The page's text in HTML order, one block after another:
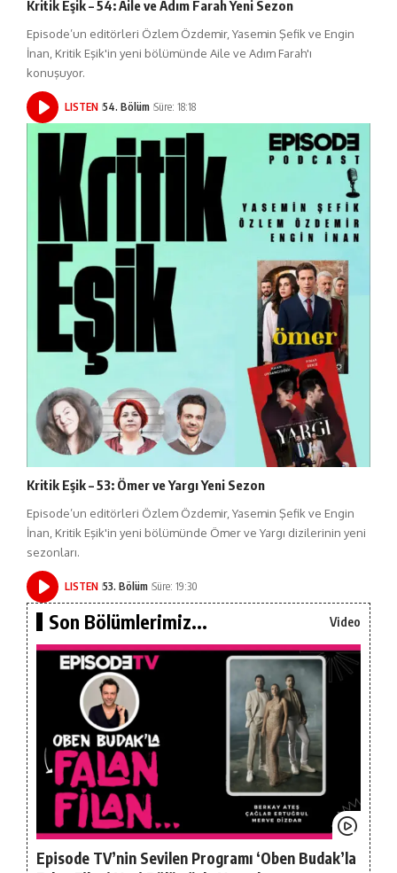
Kritik Eşik – 54: Aile ve Adım Farah Yeni Sezon
Episode’un editörleri Özlem Özdemir, Yasemin Şefik ve Engin
İnan, Kritik Eşik'in yeni bölümünde Aile ve Adım Farah'ı
konuşuyor.
LISTEN 54. Bölüm Süre: 18:18
Kritik Eşik – 53: Ömer ve Yargı Yeni Sezon
Episode’un editörleri Özlem Özdemir, Yasemin Şefik ve Engin
İnan, Kritik Eşik'in yeni bölümünde Ömer ve Yargı dizilerinin yeni
sezonları.
LISTEN 53. Bölüm Süre: 19:30
Son Bölümlerimiz... Video
Episode TV’nin Sevilen Programı ‘Oben Budak’la